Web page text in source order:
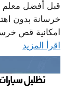
قبل أفضل معلم
خرسانة بدون
امكانية قص
اقرأ المزيد